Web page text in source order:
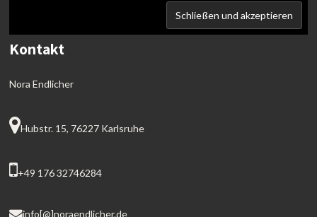
Kontakt
Nora Endlicher
Hubstr. 15, 76227 Karlsruhe
+49 176 32746284
info[@]noraendlicher.de